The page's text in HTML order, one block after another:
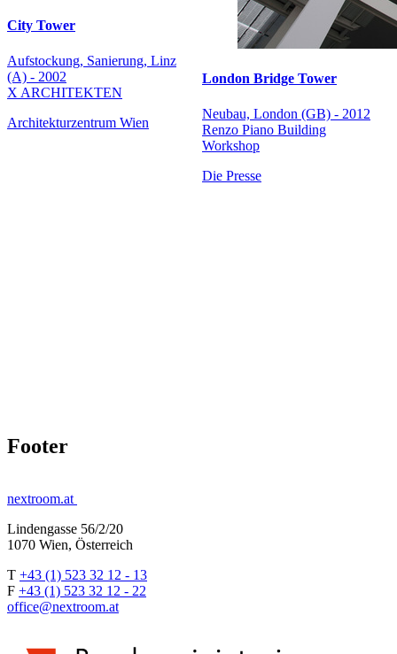
City Tower
Aufstockung, Sanierung, Linz
(A) - 2002
X ARCHITEKTEN
Architekturzentrum Wien
London Bridge Tower
Neubau, London (GB) - 2012
Renzo Piano Building
Workshop
Die Presse
Footer
nextroom.at
Lindengasse 56/2/20
1070 Wien, Österreich
T +43 (1) 523 32 12 - 13
F +43 (1) 523 32 12 - 22
office@nextroom.at